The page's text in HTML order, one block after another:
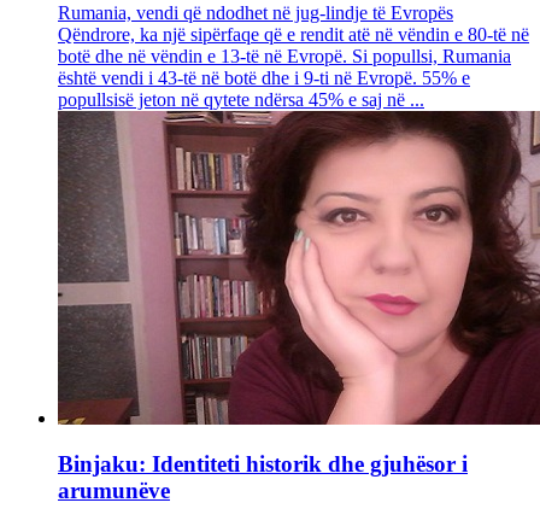
Rumania, vendi që ndodhet në jug-lindje të Evropës
Qëndrore, ka një sipërfaqe që e rendit atë në vëndin e 80-të në
botë dhe në vëndin e 13-të në Evropë. Si popullsi, Rumania
është vendi i 43-të në botë dhe i 9-ti në Evropë. 55% e
popullsisë jeton në qytete ndërsa 45% e saj në ...
Binjaku: Identiteti historik dhe gjuhësor i
arumunëve